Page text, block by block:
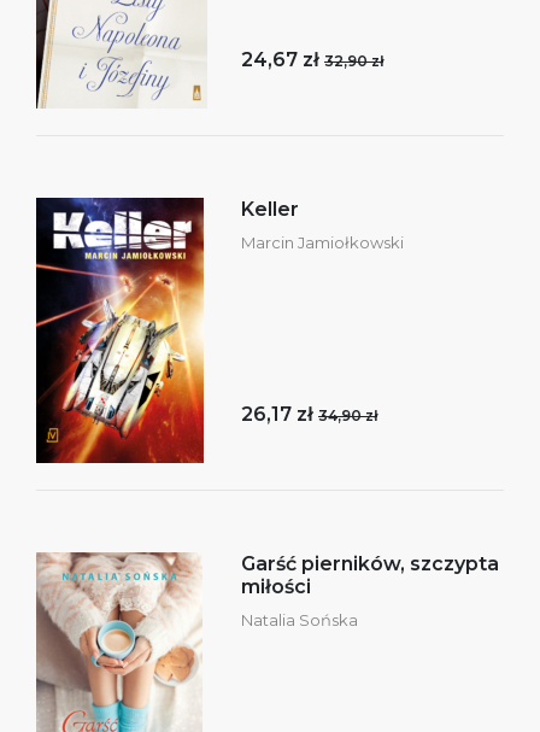
24,67 zł 32,90 zł
Keller
Marcin Jamiołkowski
26,17 zł 34,90 zł
Garść pierników, szczypta
miłości
Natalia Sońska